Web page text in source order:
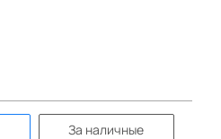
За наличные